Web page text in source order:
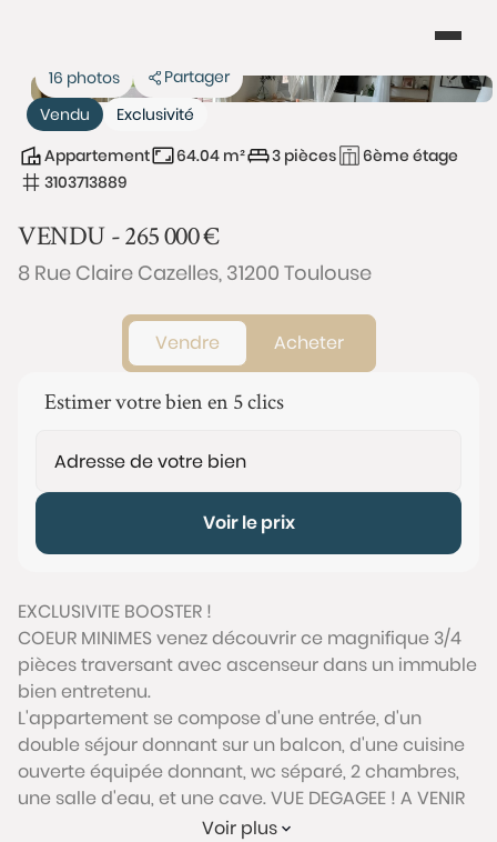
Vendu Exclusivité
16 photos Partager
Appartement 64.04 m² 3 pièces
6ème étage
3103713889
VENDU -265 000€
8 Rue Claire Cazelles, 31200 Toulouse
Vendre Acheter
Estimer votre bien en 5 clics
Voir le prix
EXCLUSIVITE BOOSTER !
COEUR MINIMES venez découvrir ce magnifique 3/4
pièces traversant avec ascenseur dans un immuble
bien entretenu.
L'appartement se compose d'une entrée, d'un
double séjour donnant sur un balcon, d'une cuisine
ouverte équipée donnant, wc séparé, 2 chambres,
une salle d'eau, et une cave. VUE DEGAGEE ! A VENIR
VISITER SANS TARDER!!! COUP DE COEUR !
Voir plus